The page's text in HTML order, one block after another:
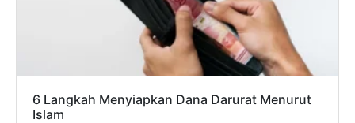
6 Langkah Menyiapkan Dana Darurat Menurut
Islam